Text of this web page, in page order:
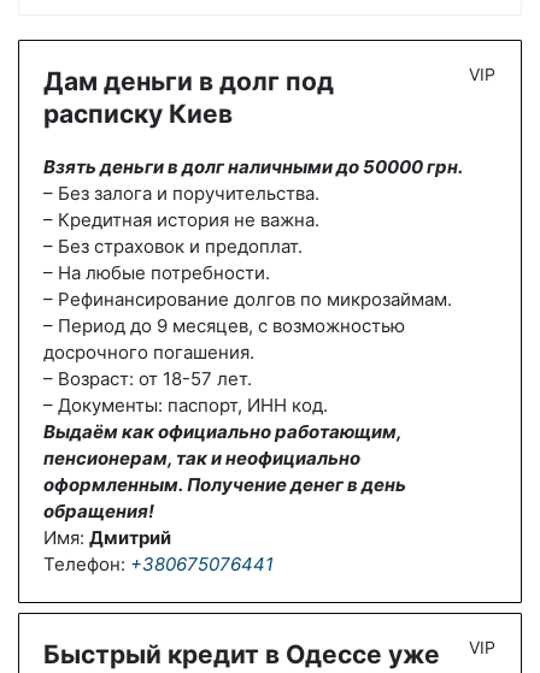
Дам деньги в долг под
расписку Киев
Взять деньги в долг наличными до 50000 грн.
– Без залога и поручительства.
– Кредитная история не важна.
– Без страховок и предоплат.
– На любые потребности.
– Рефинансирование долгов по микрозаймам.
– Период до 9 месяцев, с возможностью
досрочного погашения.
– Возраст: от 18-57 лет.
– Документы: паспорт, ИНН код.
Выдаём как официально работающим,
пенсионерам, так и неофициально
оформленным. Получение денег в день
обращения!
Имя: Дмитрий
Телефон: +380675076441
VIP
Быстрый кредит в Одессе уже
VIP